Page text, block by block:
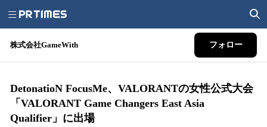
株式会社GameWith フォロー
DetonatioN FocusMe、VALORANTの女性公式大会
「VALORANT Game Changers East Asia
Qualifier」に出場